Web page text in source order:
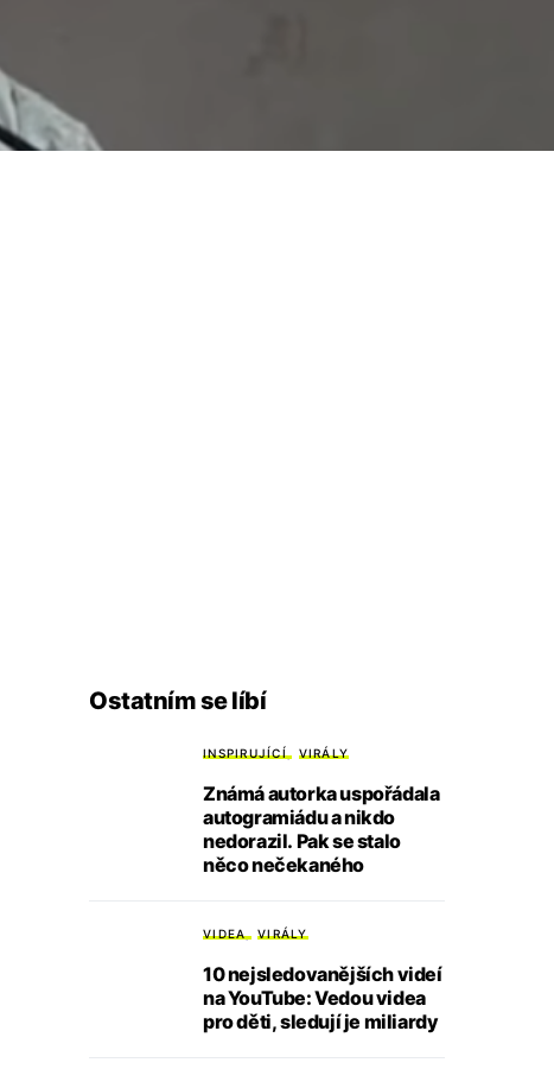
Ostatním se líbí
INSPIRUJÍCÍ VIRÁLY
Známá autorka uspořádala
autogramiádu a nikdo
nedorazil. Pak se stalo
něco nečekaného
VIDEA VIRÁLY
10 nejsledovanějších videí
na YouTube: Vedou videa
pro děti, sledují je miliardy